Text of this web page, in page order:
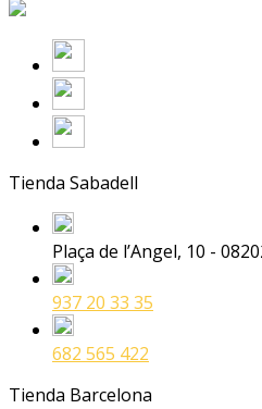
Tienda Sabadell
Plaça de l’Angel, 10 -
937 20 33 35
682 565 422
Tienda Barcelona